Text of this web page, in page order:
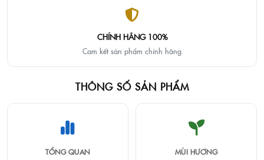
CHÍNH HÃNG 100%
Cam kết sản phẩm chính hãng
THÔNG SỐ SẢN PHẨM
TỔNG QUAN MÙI HƯƠNG